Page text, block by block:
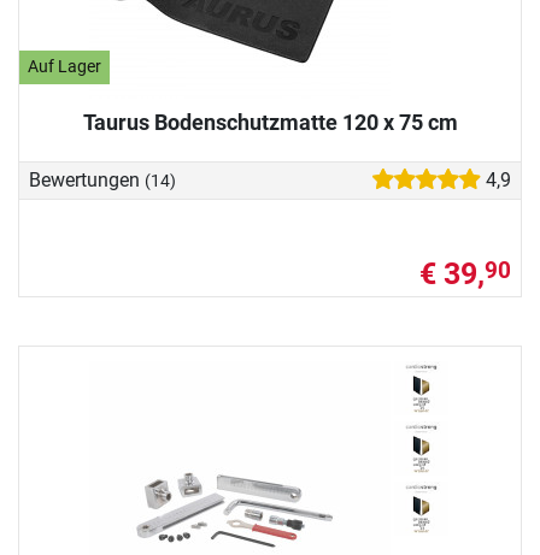
Auf Lager
Taurus Bodenschutzmatte 120 x 75 cm
Bewertungen (14) 4,9
€ 39,90